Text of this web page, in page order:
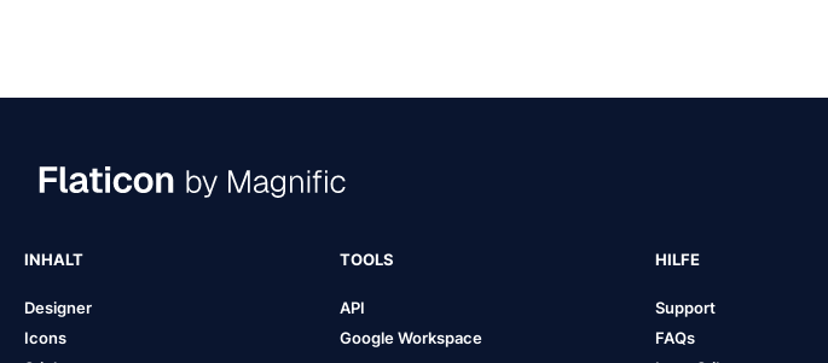
INHALT
Designer
Icons
TOOLS
API
Google Workspace
HILFE
Support
FAQs